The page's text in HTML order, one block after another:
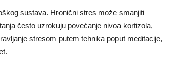
sustava. Hronični stres može smanjiti
često uzrokuju povećanje nivoa kortizola,
stresom putem tehnika poput meditacije,